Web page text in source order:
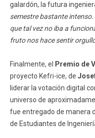
galardón, la futura
semestre bastante intenso.
que tal vez no iba a
fruto nos hace sentir
Finalmente, el Premio de
proyecto Kefri-ice, de
liderar la votación digital
universo de
fue entregado de manera
de Estudiantes de